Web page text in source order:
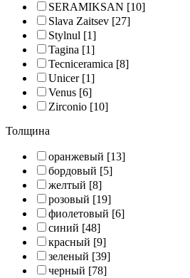
SERAMIKSAN [10]
Slava Zaitsev [27]
Stylnul [1]
Tagina [1]
Tecniceramica [8]
Unicer[1]
Venus [6]
Zirconio [10]
Толщина
оранжевый [13]
бордовый [5]
желтый [8]
розовый [19]
фиолетовый [6]
синий [48]
красный [9]
зеленый [39]
черный [78]